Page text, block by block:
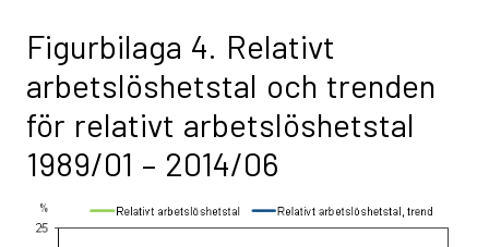
Figurbilaga 4. Relativt
arbetslöshetstal och trenden
för relativt arbetslöshetstal
1989/01 – 2014/06